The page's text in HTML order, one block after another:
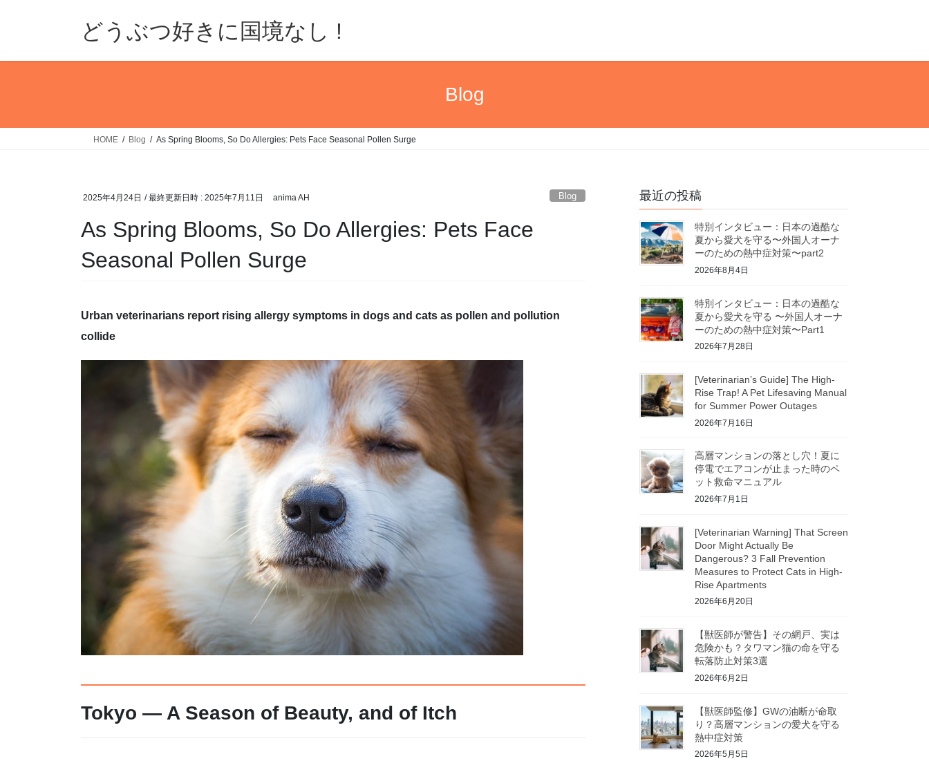
どうぶつ好きに国境なし !
Blog
HOME Blog As Spring Blooms, So Do Allergies: Pets Face Seasonal Pollen Surge
2025年4月24日 / 最終更新日時 : 2025年7月11日 anima AH Blog
As Spring Blooms, So Do Allergies: Pets Face
Seasonal Pollen Surge
Urban veterinarians report rising allergy symptoms in dogs and cats as pollen and pollution
collide
Tokyo — A Season of Beauty, and of Itch
最近の投稿
特別インタビュー：日本の過酷な
夏から愛犬を守る〜外国人オーナ
ーのための熱中症対策〜part2
2026年8月4日
特別インタビュー：日本の過酷な
夏から愛犬を守る 〜外国人オーナ
ーのための熱中症対策〜Part1
2026年7月28日
[Veterinarian’s Guide] The High-
Rise Trap! A Pet Lifesaving Manual
for Summer Power Outages
2026年7月16日
高層マンションの落とし穴！夏に
停電でエアコンが止まった時のペ
ット救命マニュアル
2026年7月1日
[Veterinarian Warning] That Screen
Door Might Actually Be
Dangerous? 3 Fall Prevention
Measures to Protect Cats in High-
Rise Apartments
2026年6月20日
【獣医師が警告】その網戸、実は
危険かも？タワマン猫の命を守る
転落防止対策3選
2026年6月2日
【獣医師監修】GWの油断が命取
り？高層マンションの愛犬を守る
熱中症対策
2026年5月5日